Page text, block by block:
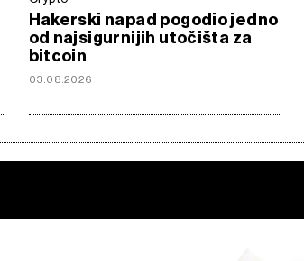
Hakerski napad pogodio jedno
od najsigurnijih utočišta za
bitcoin
03.08.2026